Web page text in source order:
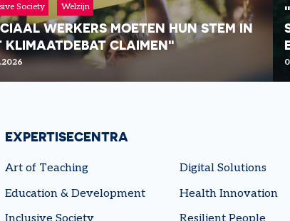
LEES MEER
Society Welzijn
WERKERS MOETEN HUN STEM IN
KLIMAATDEBAT CLAIMEN"
LEES MEER
EXPERTISECENTRA
Art of Teaching
Digital Solutions
Education & Development
Health Innovation